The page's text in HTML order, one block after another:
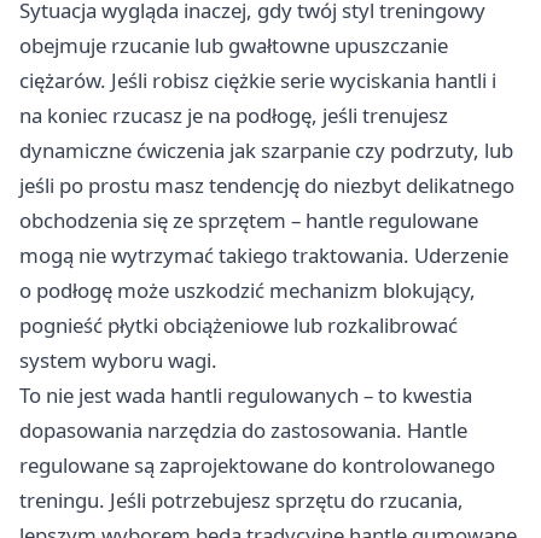
Sytuacja wygląda inaczej, gdy twój styl treningowy
obejmuje rzucanie lub gwałtowne upuszczanie
ciężarów. Jeśli robisz ciężkie serie wyciskania hantli i
na koniec rzucasz je na podłogę, jeśli trenujesz
dynamiczne ćwiczenia jak szarpanie czy podrzuty, lub
jeśli po prostu masz tendencję do niezbyt delikatnego
obchodzenia się ze sprzętem – hantle regulowane
mogą nie wytrzymać takiego traktowania. Uderzenie
o podłogę może uszkodzić mechanizm blokujący,
pognieść płytki obciążeniowe lub rozkalibrować
system wyboru wagi.
To nie jest wada hantli regulowanych – to kwestia
dopasowania narzędzia do zastosowania. Hantle
regulowane są zaprojektowane do kontrolowanego
treningu. Jeśli potrzebujesz sprzętu do rzucania,